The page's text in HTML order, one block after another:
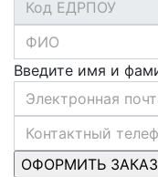
Введите имя и